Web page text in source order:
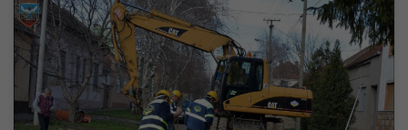
Због оштећења водоводне мреже од стране извођача радова
на атмосферској канализацији у Таковској улици, дошло је до
прекида водоснабдевања у Таковској, Љубљанској и околним
улицама. Екипе ЈКП „Водовод и канализација“ су на терену и